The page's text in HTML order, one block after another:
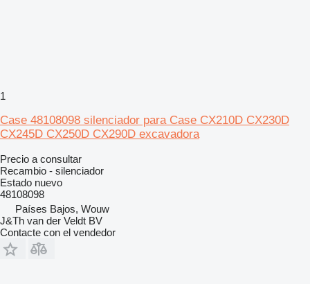
1
Case 48108098 silenciador para Case CX210D CX230D
CX245D CX250D CX290D excavadora
Precio a consultar
Recambio - silenciador
Estado nuevo
48108098
Países Bajos, Wouw
J&Th van der Veldt BV
Contacte con el vendedor